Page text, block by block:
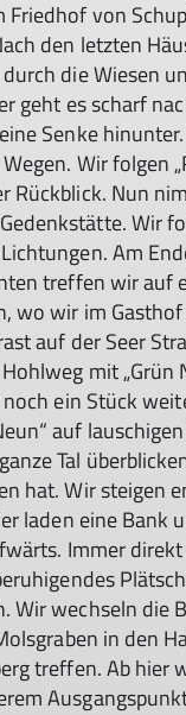
Friedhof von
den letzten
die Wiesen
geht es scharf
Senke
Wir folgen
Rückblick. Nun
Wir
Am
treffen wir auf
wo wir im
auf der Seer
mit
ein Stück
auf
Tal
hat. Wir steigen
laden eine
Immer
Wir wechseln die
in den
treffen. Ab hier